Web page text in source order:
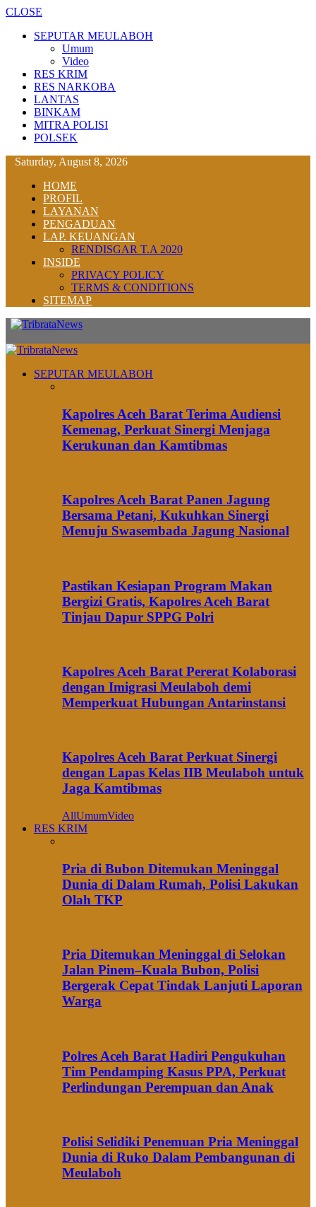
CLOSE
SEPUTAR MEULABOH
Umum
Video
RES KRIM
RES NARKOBA
LANTAS
BINKAM
MITRA POLISI
POLSEK
Saturday, August 8, 2026
HOME
PROFIL
LAYANAN
PENGADUAN
LAP. KEUANGAN
RENDISGAR T.A 2020
INSIDE
PRIVACY POLICY
TERMS & CONDITIONS
SITEMAP
SEPUTAR MEULABOH
Kapolres Aceh Barat Terima Audiensi
Kemenag, Perkuat Sinergi Menjaga
Kerukunan dan Kamtibmas
Kapolres Aceh Barat Panen Jagung
Bersama Petani, Kukuhkan Sinergi
Menuju Swasembada Jagung Nasional
Pastikan Kesiapan Program Makan
Bergizi Gratis, Kapolres Aceh Barat
Tinjau Dapur SPPG Polri
Kapolres Aceh Barat Pererat Kolaborasi
dengan Imigrasi Meulaboh demi
Memperkuat Hubungan Antarinstansi
Kapolres Aceh Barat Perkuat Sinergi
dengan Lapas Kelas IIB Meulaboh untuk
Jaga Kamtibmas
AllUmumVideo
RES KRIM
Pria di Bubon Ditemukan Meninggal
Dunia di Dalam Rumah, Polisi Lakukan
Olah TKP
Pria Ditemukan Meninggal di Selokan
Jalan Pinem–Kuala Bubon, Polisi
Bergerak Cepat Tindak Lanjuti Laporan
Warga
Polres Aceh Barat Hadiri Pengukuhan
Tim Pendamping Kasus PPA, Perkuat
Perlindungan Perempuan dan Anak
Polisi Selidiki Penemuan Pria Meninggal
Dunia di Ruko Dalam Pembangunan di
Meulaboh